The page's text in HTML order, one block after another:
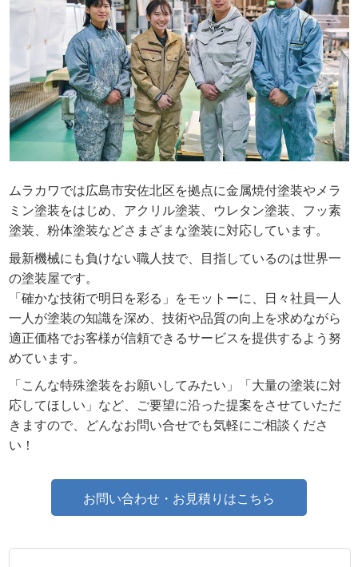
ムラカワでは広島市安佐北区を拠点に金属焼付塗装やメラ
ミン塗装をはじめ、アクリル塗装、ウレタン塗装、フッ素
塗装、粉体塗装などさまざまな塗装に対応しています。
最新機械にも負けない職人技で、目指しているのは世界一
の塗装屋です。
「確かな技術で明日を彩る」をモットーに、日々社員一人
一人が塗装の知識を深め、技術や品質の向上を求めながら
適正価格でお客様が信頼できるサービスを提供するよう努
めています。
「こんな特殊塗装をお願いしてみたい」「大量の塗装に対
応してほしい」など、ご要望に沿った提案をさせていただ
きますので、どんなお問い合せでも気軽にご相談くださ
い！
お問い合わせ・お見積りはこちら